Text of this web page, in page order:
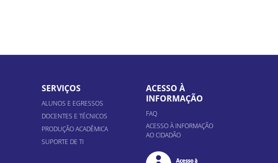
SERVIÇOS
ALUNOS E EGRESSOS
DOCENTES E TÉCNICOS
PRODUÇÃO ACADÊMICA
SUPORTE DE TI
ACESSO À
INFORMAÇÃO
FAQ
ACESSO À INFORMAÇÃO
AO CIDADÃO